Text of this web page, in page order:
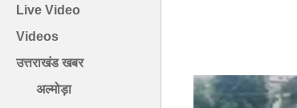
Live Video
Videos
उत्तराखंड खबर
अल्मोड़ा